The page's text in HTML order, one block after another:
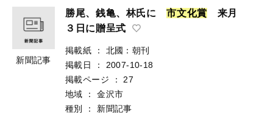
新聞記事
勝尾、銭亀、林氏に市文化賞 来月
３日に贈呈式
掲載紙 ：
北國：朝刊
掲載日
：
2007-10-18
掲載ページ
：
27
地域
：
金沢市
種別
： 新聞記事